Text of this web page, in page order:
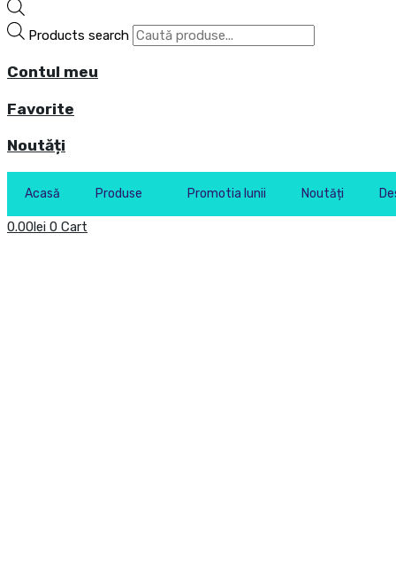
Products search
Contul meu
Favorite
Noutăți
Acasă Produse Promotia lunii Noutăți
0.00lei 0 Cart